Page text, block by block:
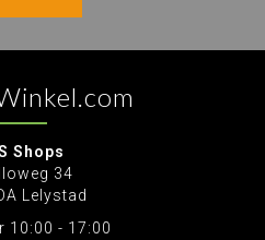
Shops
34
Lelystad
10:00 - 17:00